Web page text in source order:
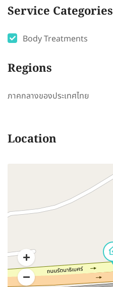
Service Categories
Body Treatments
Regions
ภาคกลางของประเทศไทย
Location